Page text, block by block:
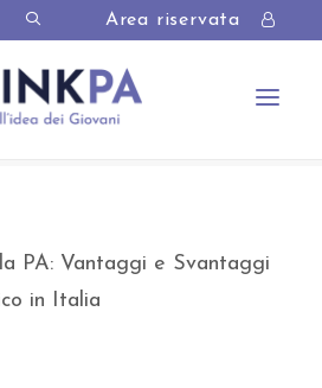
Area riservata
PA: Vantaggi e Svantaggi
in Italia